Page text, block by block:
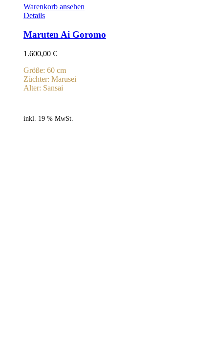
Warenkorb ansehen
Details
Maruten Ai Goromo
1.600,00 €
Größe: 60 cm
Züchter: Marusei
Alter: Sansai
inkl. 19 % MwSt.